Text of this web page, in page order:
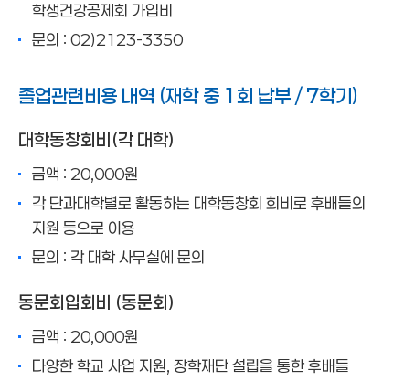
학생건강공제회 가입비
문의 : 02)2123-3350
졸업관련비용 내역 (재학 중 1회 납부 / 7학기)
대학동창회비(각 대학)
금액 : 20,000원
각 단과대학별로 활동하는 대학동창회 회비로 후배들의
지원 등으로 이용
문의 : 각 대학 사무실에 문의
동문회입회비 (동문회)
금액 : 20,000원
다양한 학교 사업 지원, 장학재단 설립을 통한 후배들